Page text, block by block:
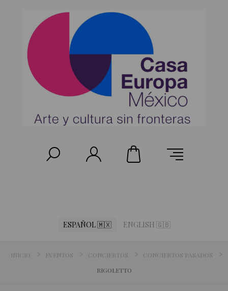
ESPAÑOL 🇲🇽 ENGLISH 🇬🇧
INICIO EVENTOS CONCIERTOS
CONCIERTOS PASADOS
RIGOLETTO